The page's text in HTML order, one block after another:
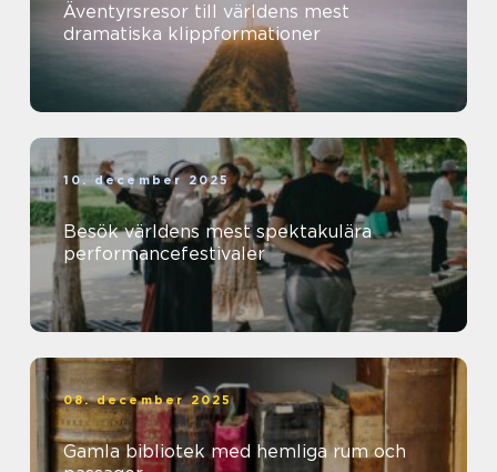
Äventyrsresor till världens mest
dramatiska klippformationer
10. december 2025
Besök världens mest spektakulära
performancefestivaler
08. december 2025
Gamla bibliotek med hemliga rum och